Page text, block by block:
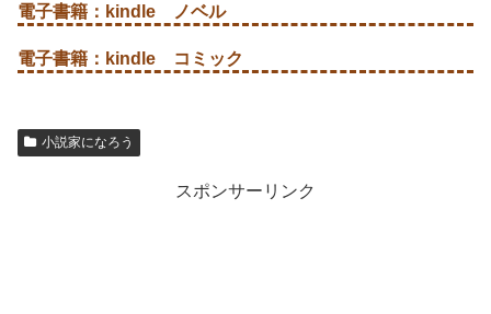
電子書籍：kindle ノベル
電子書籍：kindle コミック
小説家になろう
スポンサーリンク